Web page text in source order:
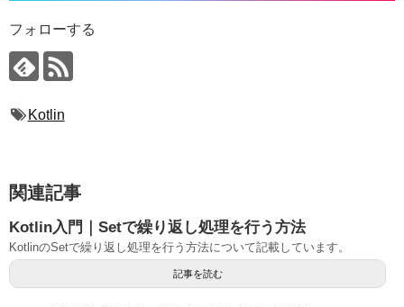
フォローする
Kotlin
関連記事
Kotlin入門｜Setで繰り返し処理を行う方法
KotlinのSetで繰り返し処理を行う方法について記載しています。
記事を読む